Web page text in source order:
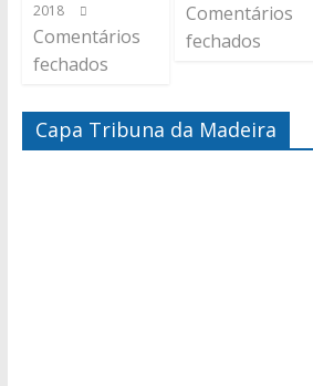
2018
Comentários
fechados
Comentários
fechados
Capa Tribuna da Madeira